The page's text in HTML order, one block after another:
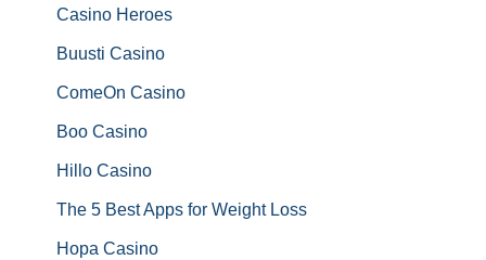
Casino Heroes
Buusti Casino
ComeOn Casino
Boo Casino
Hillo Casino
The 5 Best Apps for Weight Loss
Hopa Casino